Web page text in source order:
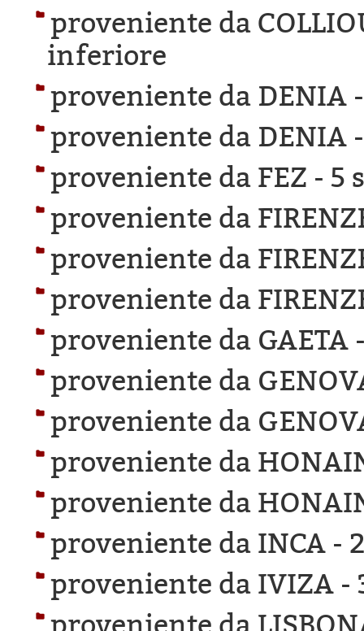
proveniente da
inferiore
proveniente da DENIA
proveniente da DENIA
proveniente da FEZ - 5
proveniente da
proveniente da
proveniente da
proveniente da GAETA
proveniente da
proveniente da
proveniente da
proveniente da
proveniente da INCA -
proveniente da IVIZA -